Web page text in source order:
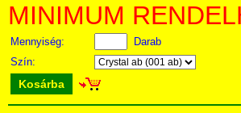
MINIMUM
Mennyiség:
Darab
Szín:
Kosárba